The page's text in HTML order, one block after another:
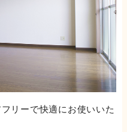
リーで快適にお使いいた